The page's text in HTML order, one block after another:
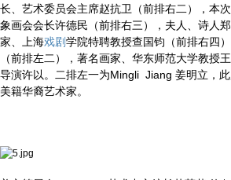
长、艺术委员会主席赵抗卫（前排右二），本
象画会会长许德民（前排右三），夫人、诗人
家、上海戏剧学院特聘教授查国钧（前排右四
（前排左二），著名画家、华东师范大学教授
导演许以。二排左一为Mingli Jiang 姜明立，
美籍华裔艺术家。